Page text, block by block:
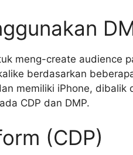
meng-create audience
berdasarkan
memiliki iPhone,
CDP dan DMP.
(CDP)